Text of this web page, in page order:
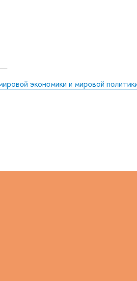
экономики и мировой